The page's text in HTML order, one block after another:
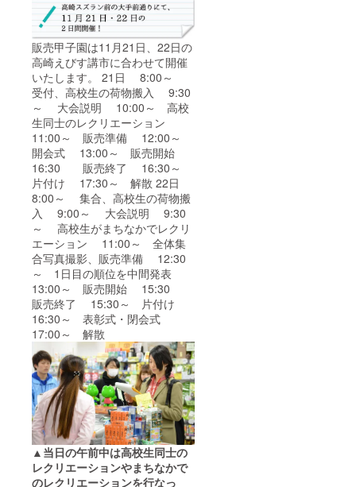
販売甲子園は11月21日、22日の
高崎えびす講市に合わせて開催
いたします。 21日 8:00～
受付、高校生の荷物搬入 9:30
～ 大会説明 10:00～ 高校
生同士のレクリエーション
11:00～ 販売準備 12:00～
開会式 13:00～ 販売開始
16:30 販売終了 16:30～
片付け 17:30～ 解散 22日
8:00～ 集合、高校生の荷物搬
入 9:00～ 大会説明 9:30
～ 高校生がまちなかでレクリ
エーション 11:00～ 全体集
合写真撮影、販売準備 12:30
～ 1日目の順位を中間発表
13:00～ 販売開始 15:30
販売終了 15:30～ 片付け
16:30～ 表彰式・閉会式
17:00～ 解散
▲当日の午前中は高校生同士の
レクリエーションやまちなかで
のレクリエーションを行なっ